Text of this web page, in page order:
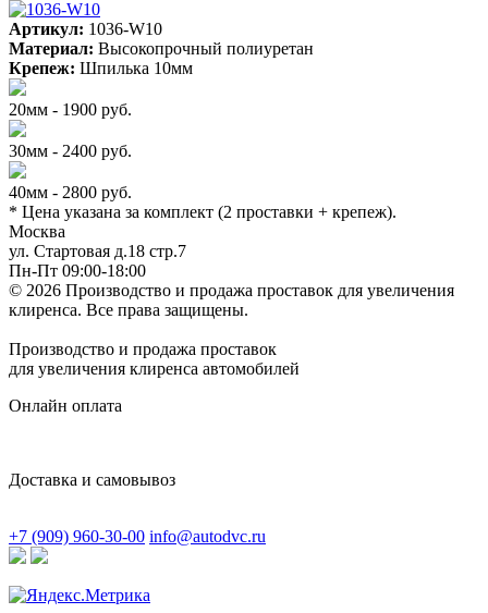
Артикул: 1036-W10
Материал: Высокопрочный полиуретан
Крепеж: Шпилька 10мм
20мм - 1900 руб.
30мм - 2400 руб.
40мм - 2800 руб.
* Цена указана за комплект (2 проставки + крепеж).
Москва
ул. Стартовая д.18 стр.7
Пн-Пт 09:00-18:00
© 2026 Производство и продажа проставок для увеличения
клиренса. Все права защищены.
Производство и продажа проставок
для увеличения клиренса автомобилей
Онлайн оплата
Доставка и самовывоз
+7 (909) 960-30-00 info@autodvc.ru